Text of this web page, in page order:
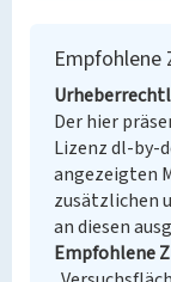
Empfohlene
Der hier
Lizenz dl-by-
angezeigten
zusätzlichen
an diesen
Empfohlene